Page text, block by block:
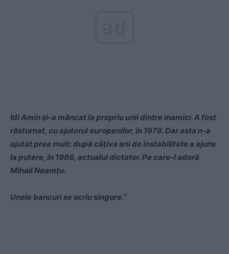
Idi Amin și-a mâncat la propriu unii dintre inamici. A fost
răsturnat, cu ajutorul europenilor, în 1979. Dar asta n-a
ajutat prea mult: după câțiva ani de instabilitate a ajuns
la putere, în 1986, actualul dictator. Pe care-l adoră
Mihail Neamțu.
Unele bancuri se scriu singure.”